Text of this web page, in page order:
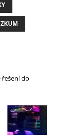
řešení do